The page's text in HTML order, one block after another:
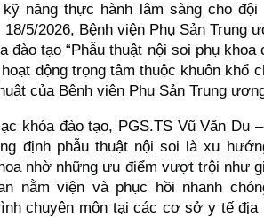
kỹ năng thực hành lâm sàng cho
5/2026, Bệnh viện Phụ Sản Trung
đào tạo “Phẫu thuật nội soi phụ khoa
động trọng tâm thuộc khuôn khổ
của Bệnh viện Phụ Sản Trung
khóa đào tạo, PGS.TS Vũ Văn Du
định phẫu thuật nội soi là xu
nhờ những ưu điểm vượt trội như
nằm viện và phục hồi nhanh
chuyên môn tại các cơ sở y tế địa